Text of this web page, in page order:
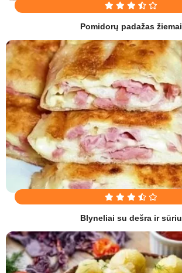
Pomidorų padažas žiemai
Blyneliai su dešra ir sūriu